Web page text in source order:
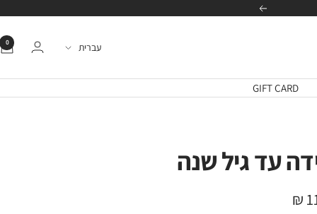
הבא
שפה
עברית 0
GIFT CARD
עד גיל שנה